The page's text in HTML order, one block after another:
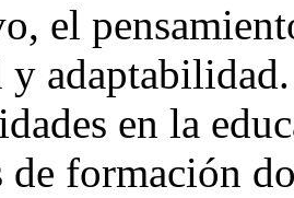
el
y
en la
de formación